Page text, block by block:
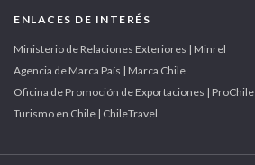
ENLACES DE INTERÉS
Ministerio de Relaciones Exteriores | Minrel
Agencia de Marca País | Marca Chile
Oficina de Promoción de Exportaciones | ProChile
Turismo en Chile | ChileTravel